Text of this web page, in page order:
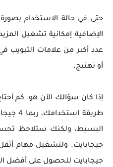
حتى في حالة الاستخدام
الإضافية إمكانية تشغيل
عدد أكبر من علامات التبويب
أو تهنيج.
إذا كان سؤالك الآن هو: كم
طريقة
جيجابايت للحصول على أفضل